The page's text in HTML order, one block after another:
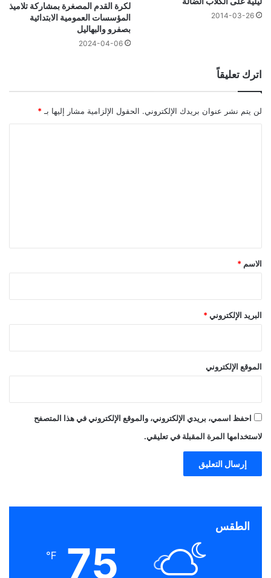
2014-03-26
لكرة القدم المصغرة بمشاركة تلاميذ
المؤسسات العمومية الابتدائية
بصفرو والبهاليل
2024-04-06
اترك تعليقاً
لن يتم نشر عنوان بريدك الإلكتروني. الحقول الإلزامية مشار إليها بـ *
*
الاسم *
البريد الإلكتروني *
الموقع الإلكتروني
احفظ اسمي، بريدي الإلكتروني، والموقع الإلكتروني في هذا المتصفح
لاستخدامها المرة المقبلة في تعليقي.
الطقس
75
℉